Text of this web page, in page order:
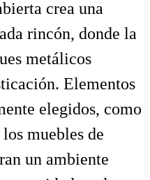
crea una
rincón, donde la
metálicos
Elementos
elegidos, como
muebles de
un ambiente